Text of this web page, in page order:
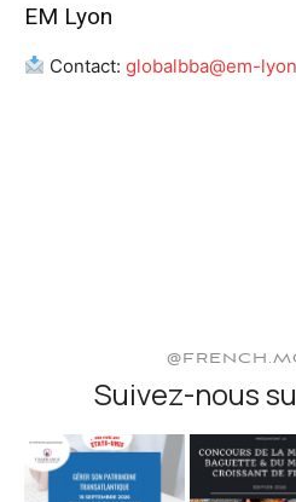
EM Lyon
Contact:globalbba@em-
Suivez-nous